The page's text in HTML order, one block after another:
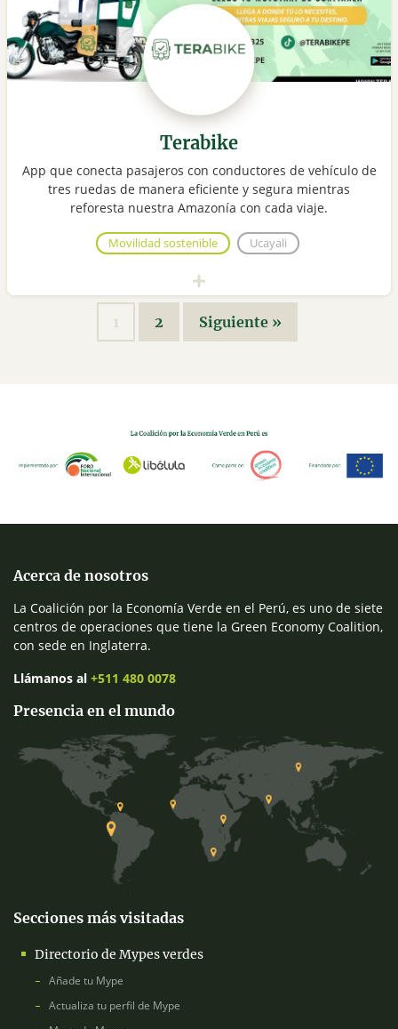
Terabike
App que conecta pasajeros con conductores de vehículo de
tres ruedas de manera eficiente y segura mientras
reforesta nuestra Amazonía con cada viaje.
Movilidad sostenible Ucayali
1 2 Siguiente »
Acerca de nosotros
La Coalición por la Economía Verde en el Perú, es uno de siete
centros de operaciones que tiene la Green Economy Coalition,
con sede en Inglaterra.
Llámanos al +511 480 0078
Presencia en el mundo
Secciones más visitadas
Directorio de Mypes verdes
Añade tu Mype
Actualiza tu perfil de Mype